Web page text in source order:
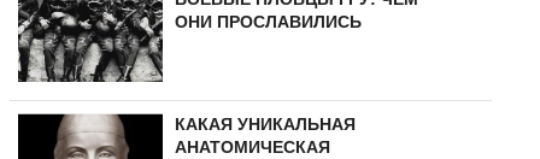
ОНИ ПРОСЛАВИЛИСЬ
КАКАЯ УНИКАЛЬНАЯ
АНАТОМИЧЕСКАЯ